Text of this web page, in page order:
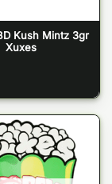
Kush Mintz 3gr
Xuxes